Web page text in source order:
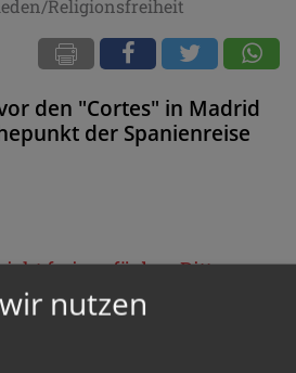
Religionsfreiheit
den "Cortes" in Madrid
der Spanienreise
frei verfügbar. Bitte
bestellen Sie das
nutzen